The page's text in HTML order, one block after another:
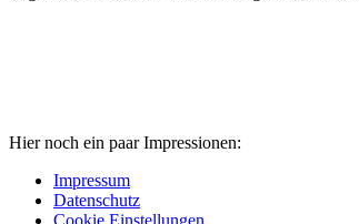
Hier noch ein paar Impressionen:
Impressum
Datenschutz